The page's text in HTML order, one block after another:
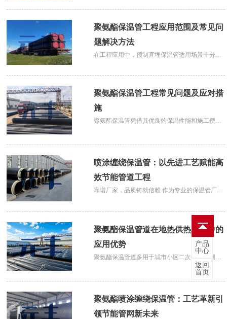
也可能刺破外护管，导致地下水
聚氨酯保温管工程应用范围及常见问
题解决方法
在工程应用中，预制直埋保温管适用场景十分广
供暖管网铺设及老旧供热管道改造，有效降低热
能损耗，提升供热效率。民用建筑领域，可适配
小区、写字楼、商场等建筑的暖通输
聚氨酯保温管工程常见问题及应对措
施
聚氨酯保温管凭借其优良的保温性能和施工便捷
领域。然而，在实际施工与运行中，预制直埋保
处理，是保障保温管道长期稳定运行
喷涂缠绕保温管：以先进工艺赋能高
效节能管道工程
靠谱厂家，品质铸就信赖 作为专业的保温管厂
立了从原材料检验到成品出厂的全流程质量管控
体系。产品设计使用寿命可达30年以上。公司可
根据客户需求提供从设计咨询、定制
聚氨酯保温管道在地热供热工程中的
应用优势
聚氨酯保温管道多用于城市小区二次供热管网、
产业园区热水输送、乡镇集中供暖改造等项目，
针对高地下水位、盐碱土质、严寒冻土等不同地
产。同时技术团队可为合作客户提供管
聚氨酯喷涂缠绕保温管：工艺革新引
领节能管网新未来
产品
中心
返回
首页